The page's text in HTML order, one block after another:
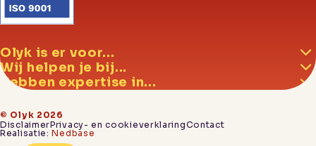
Olyk is er voor...
Wij helpen je bij...
Hebben expertise in...
© Olyk 2026
DisclaimerPrivacy- en cookieverklaringContact
Realisatie:Nedbase